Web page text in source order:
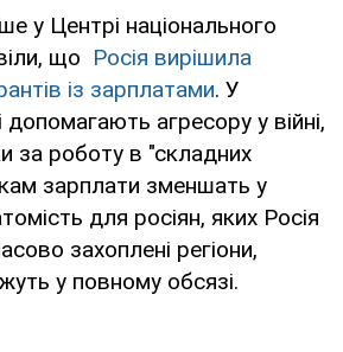
у Центрі національного
що Росія вирішила
із зарплатами. У
допомагають агресору у війні,
за роботу в "складних
зарплати зменшать у
для росіян, яких Росія
захоплені регіони,
у повному обсязі.